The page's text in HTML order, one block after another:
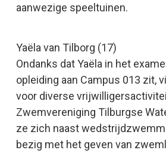
aanwezige speeltuinen.
Yaëla van Tilborg (17)
Ondanks dat Yaëla in het
opleiding aan Campus 013 zit,
voor diverse
Zwemvereniging Tilburgse
ze zich naast
bezig met het geven van